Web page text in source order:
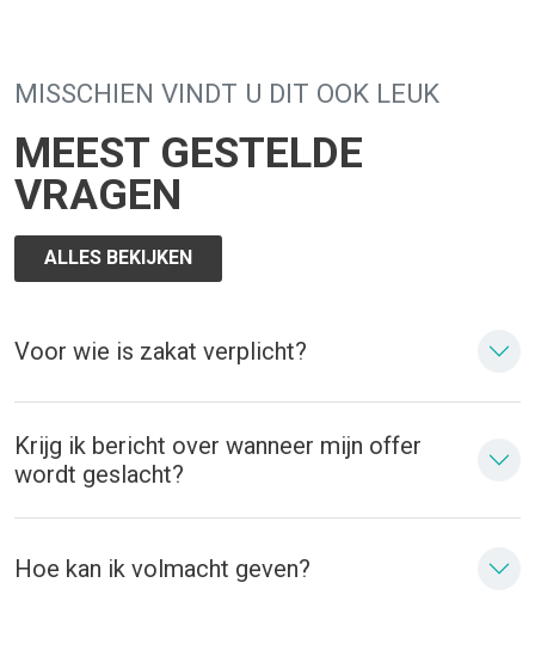
MISSCHIEN VINDT U DIT OOK LEUK
MEEST GESTELDE
VRAGEN
ALLES BEKIJKEN
Voor wie is zakat verplicht?
Krijg ik bericht over wanneer mijn offer
wordt geslacht?
Hoe kan ik volmacht geven?